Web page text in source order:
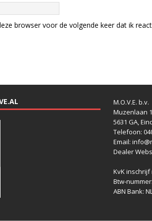
browser voor de volgende keer dat ik
M.O.V.E. b.v.
Muzenlaan 1
5631 GA,
Telefoon:
Email:
Dealer
KvK inschrijf
Btw-
ABN Bank: